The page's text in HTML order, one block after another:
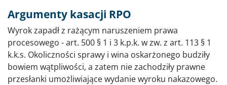
Argumenty kasacji RPO
Wyrok zapadł z rażącym naruszeniem prawa
procesowego - art. 500 § 1 i 3 k.p.k. w zw. z art. 113 § 1
k.k.s. Okoliczności sprawy i wina oskarżonego budziły
bowiem wątpliwości, a zatem nie zachodziły prawne
przesłanki umożliwiające wydanie wyroku nakazowego.